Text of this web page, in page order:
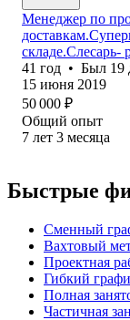
Менеджер по
складе.Слесарь-
41 год • Был 19
15 июня 2019
50 000 ₽
Общий опыт
7 лет 3 месяца
Быстрые
Сменный
Вахтовый
Проектная
Гибкий
Полная
Частичная